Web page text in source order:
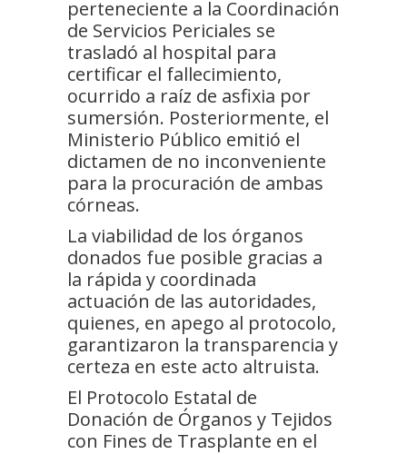
perteneciente a la Coordinación
de Servicios Periciales se
trasladó al hospital para
certificar el fallecimiento,
ocurrido a raíz de asfixia por
sumersión. Posteriormente, el
Ministerio Público emitió el
dictamen de no inconveniente
para la procuración de ambas
córneas.
La viabilidad de los órganos
donados fue posible gracias a
la rápida y coordinada
actuación de las autoridades,
quienes, en apego al protocolo,
garantizaron la transparencia y
certeza en este acto altruista.
El Protocolo Estatal de
Donación de Órganos y Tejidos
con Fines de Trasplante en el